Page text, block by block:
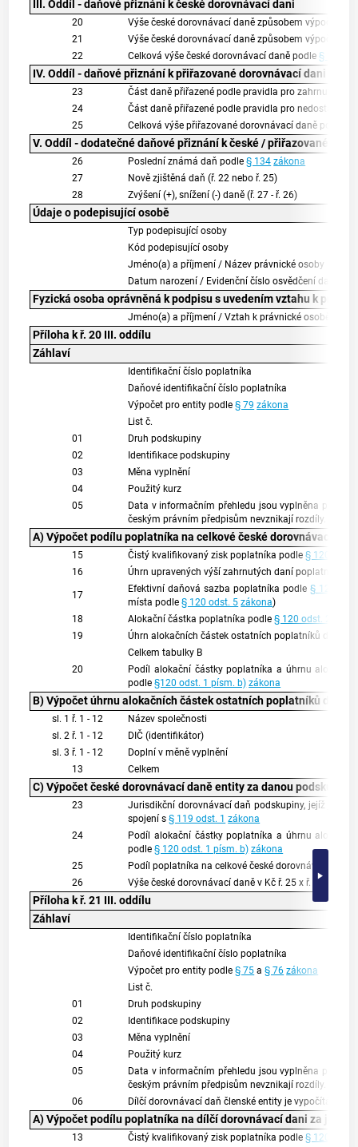
III. Oddíl - daňové přiznání k české dorovnávací dani
20
Výše české dorovnávací daně způsobem výpočtu
21
Výše české dorovnávací daně způsobem výpočtu
22
Celková výše české dorovnávací daně podle § 121
IV. Oddíl - daňové přiznání k přiřazované dorovnávací dani
23
Část daně přiřazené podle pravidla pro zahrnutí
24
Část daně přiřazené podle pravidla pro
25
Celková výše přiřazované dorovnávací daně podle
V. Oddíl - dodatečné daňové přiznání k české / přiřazované
26 Poslední známá daň podle§ 134 zákona
27
Nově zjištěná daň (ř. 22 nebo ř. 25)
28
Zvýšení (+), snížení (-) daně (ř. 27 - ř. 26)
Údaje o podepisující osobě
Typ podepisující osoby
Kód podepisující osoby
Jméno(a) a příjmení / Název právnické osoby
Datum narození / Evidenční číslo osvědčení
Fyzická osoba oprávněná k podpisu s uvedením vztahu k
Jméno(a) a příjmení / Vztah k právnické osobě
Příloha k ř. 20 III. oddílu
Záhlaví
Identifikační číslo poplatníka
Daňové identifikační číslo poplatníka
Výpočet pro entity podle§ 79 zákona
List č.
01
Druh podskupiny
02
Identifikace podskupiny
03
Měna vyplnění
04
Použitý kurz
05
Data v informačním přehledu jsou vyplněna podle
českým právním předpisům nevznikají rozdíly.
A) Výpočet podílu poplatníka na celkové české dorovnávací
15 Čistý kvalifikovaný zisk poplatníka podle§ 120 odst.
16
Úhrn upravených výší zahrnutých daní poplatníka
17
Efektivní daňová sazba poplatníka podle § 120
místa podle§ 120 odst. 5 zákona)
18
Alokační částka poplatníka podle§ 120 odst. 2
19
Úhrn alokačních částek ostatních poplatníků dané
Celkem tabulky B
20
Podíl alokační částky poplatníka a úhrnu
podle§120 odst. 1 písm. b) zákona
B) Výpočet úhrnu alokačních částek ostatních poplatníků dané
sl. 1 ř. 1 - 12
Název společnosti
sl. 2 ř. 1 - 12
DIČ (identifikátor)
sl. 3 ř. 1 - 12
Doplní v měně vyplnění
13
Celkem
C) Výpočet české dorovnávací daně entity za danou podskupinu
23
Jurisdikční dorovnávací daň podskupiny, jejíž je
spojení s§ 119 odst. 1 zákona
24
Podíl alokační částky poplatníka a úhrnu
podle§ 120 odst. 1 písm. b) zákona
25
Podíl poplatníka na celkové české dorovnávací
26
Výše české dorovnávací daně v Kč ř. 25 x ř. 4
Příloha k ř. 21 III. oddílu
Záhlaví
Identifikační číslo poplatníka
Daňové identifikační číslo poplatníka
Výpočet pro entity podle§ 75 a§ 76 zákona
List č.
01
Druh podskupiny
02
Identifikace podskupiny
03
Měna vyplnění
04
Použitý kurz
05
Data v informačním přehledu jsou vyplněna podle
českým právním předpisům nevznikají rozdíly.
06
Dílčí dorovnávací daň členské entity je vypočítána
A) Výpočet podílu poplatníka na dílčí dorovnávací dani za
13 Čistý kvalifikovaný zisk poplatníka podle§ 120 odst.